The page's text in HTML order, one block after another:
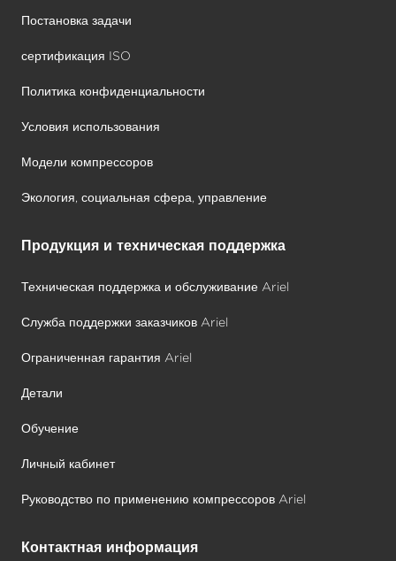
Постановка задачи
сертификация ISO
Политика конфиденциальности
Условия использования
Модели компрессоров
Экология, социальная сфера, управление
Продукция и техническая поддержка
Техническая поддержка и обслуживание Ariel
Служба поддержки заказчиков Ariel
Ограниченная гарантия Ariel
Детали
Обучение
Личный кабинет
Руководство по применению компрессоров Ariel
Контактная информация